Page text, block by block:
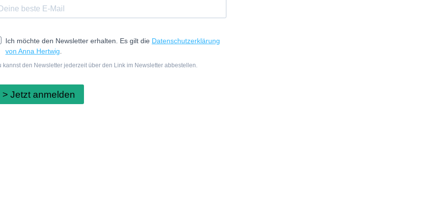
Ich möchte den Newsletter erhalten. Es gilt die Datenschutzerklärung
von Anna Hertwig
kannst den Newsletter jederzeit über den Link im Newsletter abbestellen.
> Jetzt anmelden